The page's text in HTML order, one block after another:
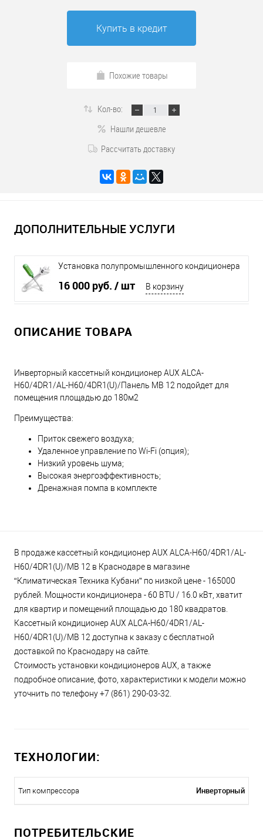
Купить в кредит
Похожие товары
Кол-во:
Нашли дешевле
Рассчитать доставку
ДОПОЛНИТЕЛЬНЫЕ УСЛУГИ
Установка полупромышленного кондиционера
16 000 руб. / шт В корзину
ОПИСАНИЕ ТОВАРА
Инверторный кассетный кондиционер AUX ALCA-
H60/4DR1/AL-H60/4DR1(U)/Панель MB 12 подойдет для
помещения площадью до 180м2
Преимущества:
Приток свежего воздуха;
Удаленное управление по Wi-Fi (опция);
Низкий уровень шума;
Высокая энергоэффективность;
Дренажная помпа в комплекте
В продаже кассетный кондиционер AUX ALCA-H60/4DR1/AL-
H60/4DR1(U)/MB 12 в Краснодаре в магазине
“Климатическая Техника Кубани” по низкой цене - 165000
рублей. Мощности кондиционера - 60 BTU / 16.0 кВт, хватит
для квартир и помещений площадью до 180 квадратов.
Кассетный кондиционер AUX ALCA-H60/4DR1/AL-
H60/4DR1(U)/MB 12 доступна к заказу с бесплатной
доставкой по Краснодару на сайте.
Стоимость установки кондиционеров AUX, а также
подробное описание, фото, характеристики к модели можно
уточнить по телефону +7 (861) 290-03-32.
ТЕХНОЛОГИИ:
Тип компрессора Инверторный
ПОТРЕБИТЕЛЬСКИЕ